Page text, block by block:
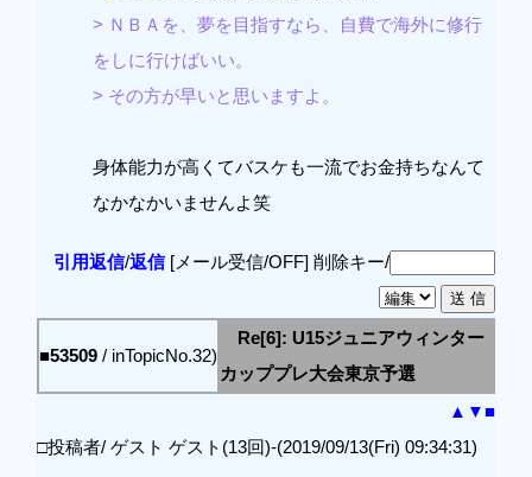
> ＮＢＡを、夢を目指すなら、自費で海外に修行
をしに行けばいい。
> その方が早いと思いますよ。
身体能力が高くてバスケも一流でお金持ちなんて
なかなかいませんよ笑
引用返信/返信[メール受信/OFF] 削除キー/
■53509 / inTopicNo.32)
Re[6]: U15ジュニアウィンター
カッププレ大会東京予選
▲ ▼■
□投稿者/ ゲスト ゲスト(13回)-(2019/09/13(Fri) 09:34:31)